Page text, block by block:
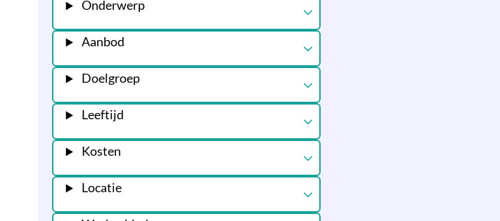
Onderwerp
Aanbod
Doelgroep
Leeftijd
Kosten
Locatie